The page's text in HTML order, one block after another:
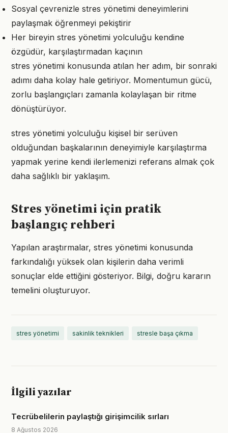
Sosyal çevrenizle stres yönetimi deneyimlerini
paylaşmak öğrenmeyi pekiştirir
Her bireyin stres yönetimi yolculuğu kendine
özgüdür, karşılaştırmadan kaçının
stres yönetimi konusunda atılan her adım, bir sonraki
adımı daha kolay hale getiriyor. Momentumun gücü,
zorlu başlangıçları zamanla kolaylaşan bir ritme
dönüştürüyor.
stres yönetimi yolculuğu kişisel bir serüven
olduğundan başkalarının deneyimiyle karşılaştırma
yapmak yerine kendi ilerlemenizi referans almak çok
daha sağlıklı bir yaklaşım.
Stres yönetimi için pratik
başlangıç rehberi
Yapılan araştırmalar, stres yönetimi konusunda
farkındalığı yüksek olan kişilerin daha verimli
sonuçlar elde ettiğini gösteriyor. Bilgi, doğru kararın
temelini oluşturuyor.
stres yönetimi sakinlik teknikleri stresle başa çıkma
İlgili yazılar
Tecrübelilerin paylaştığı girişimcilik sırları
8 Ağustos 2026